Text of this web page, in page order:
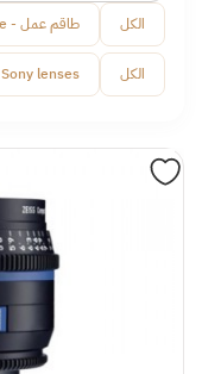
الكل طاقم عمل - Crew Hire
الكل Sony lenses